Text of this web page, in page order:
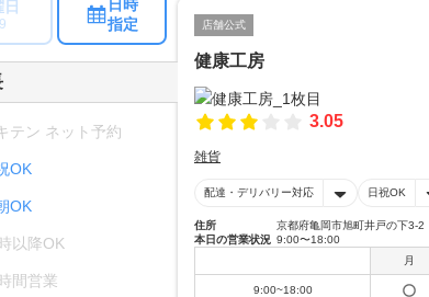
店舗公式
健康工房
3.05
雑貨
配達・デリバリー対応 日祝OK
住所
京都府亀岡市旭町井戸の下3-2
本日の営業状況 9:00〜18:00
月
9:00~18:00
日
日時
指定
テン ネット予約
OK
OK
以降OK
間営業